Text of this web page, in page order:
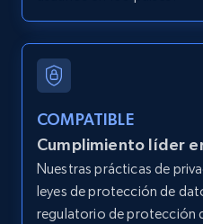
COMPATIBLE
Cumplimiento líder
Nuestras prácticas de
leyes de protección de
regulatorio de protección